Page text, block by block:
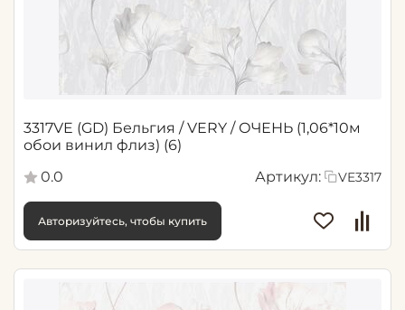
3317VE (GD) Бельгия / VERY / ОЧЕНЬ (1,06*10м
обои винил флиз) (6)
0.0
Артикул: VE3317
Авторизуйтесь, чтобы купить